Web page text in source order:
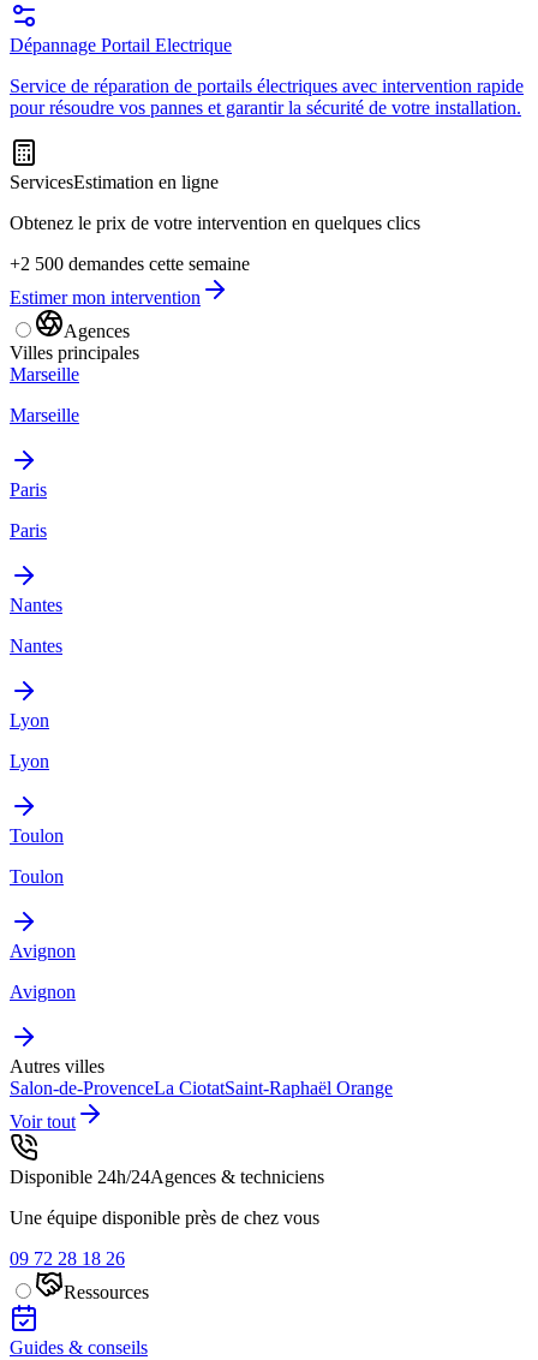
Dépannage Portail Electrique
Service de réparation de portails électriques avec intervention rapide
pour résoudre vos pannes et garantir la sécurité de votre installation.
ServicesEstimation en ligne
Obtenez le prix de votre intervention en quelques clics
+2 500 demandes cette semaine
Estimer mon intervention
Agences
Villes principales
Marseille
Marseille
Paris
Paris
Nantes
Nantes
Lyon
Lyon
Toulon
Toulon
Avignon
Avignon
Autres villes
Salon-de-ProvenceLa CiotatSaint-Raphaël Orange
Voir tout
Disponible 24h/24Agences & techniciens
Une équipe disponible près de chez vous
09 72 28 18 26
Ressources
Guides & conseils